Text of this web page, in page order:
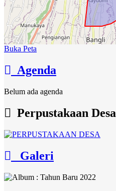
Buka Peta
Agenda
Belum ada agenda
Perpustakaan Desa
Galeri